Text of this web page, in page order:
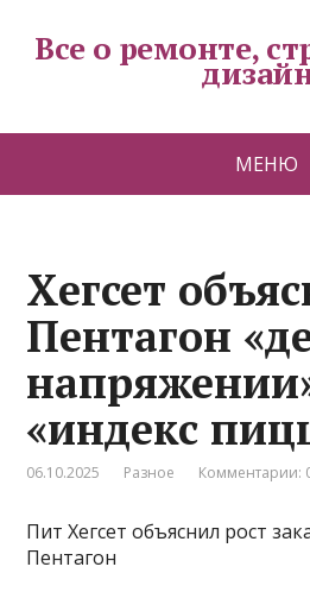
Все о ремонте,
МЕНЮ
Хегсет
Пентагон
«индекс
06.10.2025 Разное Комментарии:
Пит Хегсет объяснил рост
Пентагон